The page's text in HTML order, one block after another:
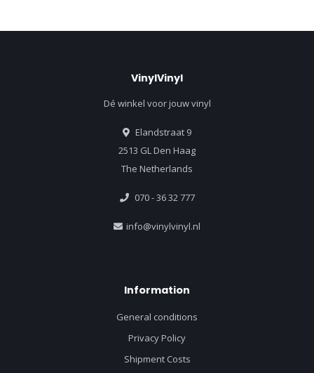
VinylVinyl
Dé winkel voor jouw vinyl
Elandstraat 9
2513 GL Den Haag
The Netherlands
070 - 36 32 777
info@vinylvinyl.nl
Information
General conditions
Privacy Policy
Shipment Costs